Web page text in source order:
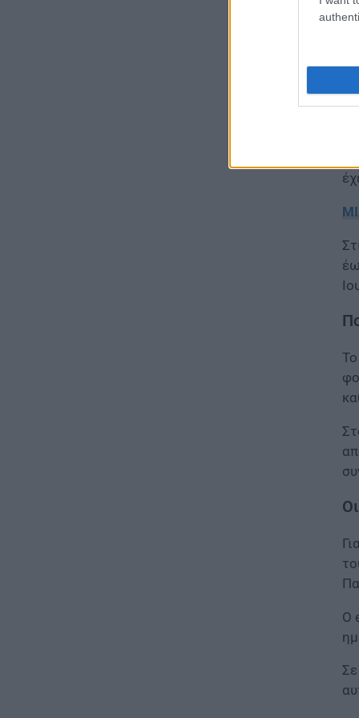
Διαβατήρια: Ποιά είναι τα
Ο